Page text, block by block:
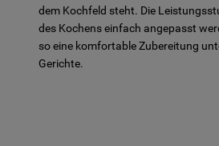
dem Kochfeld steht. Die
des Kochens einfach angepasst
so eine komfortable Zubereitung
Gerichte.